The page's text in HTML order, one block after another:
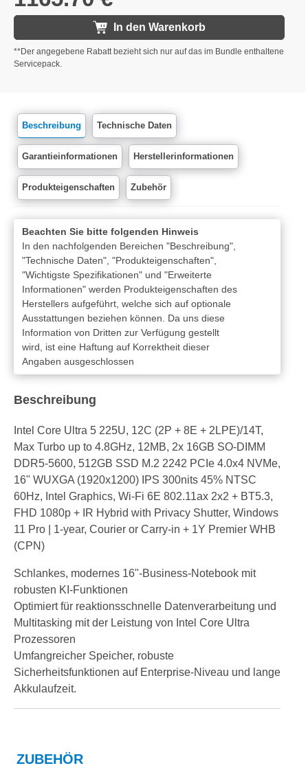
In den Warenkorb
**Der angegebene Rabatt bezieht sich nur auf das im Bundle enthaltene
Servicepack.
Beschreibung Technische Daten
Garantieinformationen Herstellerinformationen
Produkteigenschaften Zubehör
Beachten Sie bitte folgenden Hinweis
In den nachfolgenden Bereichen "Beschreibung",
"Technische Daten", "Produkteigenschaften",
"Wichtigste Spezifikationen" und "Erweiterte
Informationen" werden Produkteigenschaften des
Herstellers aufgeführt, welche sich auf optionale
Ausstattungen beziehen können. Da uns diese
Information von Dritten zur Verfügung gestellt
wird, ist eine Haftung auf Korrektheit dieser
Angaben ausgeschlossen
Beschreibung
Intel Core Ultra 5 225U, 12C (2P + 8E + 2LPE)/14T,
Max Turbo up to 4.8GHz, 12MB, 2x 16GB SO-DIMM
DDR5-5600, 512GB SSD M.2 2242 PCIe 4.0x4 NVMe,
16" WUXGA (1920x1200) IPS 300nits 45% NTSC
60Hz, Intel Graphics, Wi-Fi 6E 802.11ax 2x2 + BT5.3,
FHD 1080p + IR Hybrid with Privacy Shutter, Windows
11 Pro | 1-year, Courier or Carry-in + 1Y Premier WHB
(CPN)
Schlankes, modernes 16"-Business-Notebook mit
robusten KI-Funktionen
Optimiert für reaktionsschnelle Datenverarbeitung und
Multitasking mit der Leistung von Intel Core Ultra
Prozessoren
Umfangreicher Speicher, robuste
Sicherheitsfunktionen auf Enterprise-Niveau und lange
Akkulaufzeit.
ZUBEHÖR